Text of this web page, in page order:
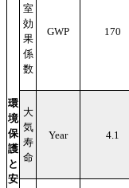
環
境
保
護
と
安
室
効
果
係
数
GWP 170
大
気
寿
命
Year 4.1